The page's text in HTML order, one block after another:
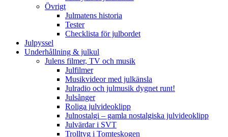
Övrigt
Julmatens historia
Tester
Checklista för julbordet
Julpyssel
Underhållning & julkul
Julens filmer, TV och musik
Julfilmer
Musikvideor med julkänsla
Julradio och julmusik dygnet runt!
Julsånger
Roliga julvideoklipp
Julnostalgi – gamla nostalgiska julvideoklipp
Julvärdar i SVT
Trolltyg i Tomteskogen